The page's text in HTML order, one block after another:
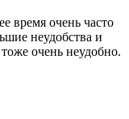
время очень часто
неудобства и
очень неудобно.